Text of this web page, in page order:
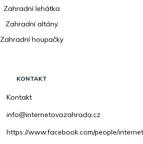
Zahradní lehátka
Zahradní altány
Zahradní houpačky
KONTAKT
Kontakt
info@internetovazahrada.cz
https://www.facebook.com/people/